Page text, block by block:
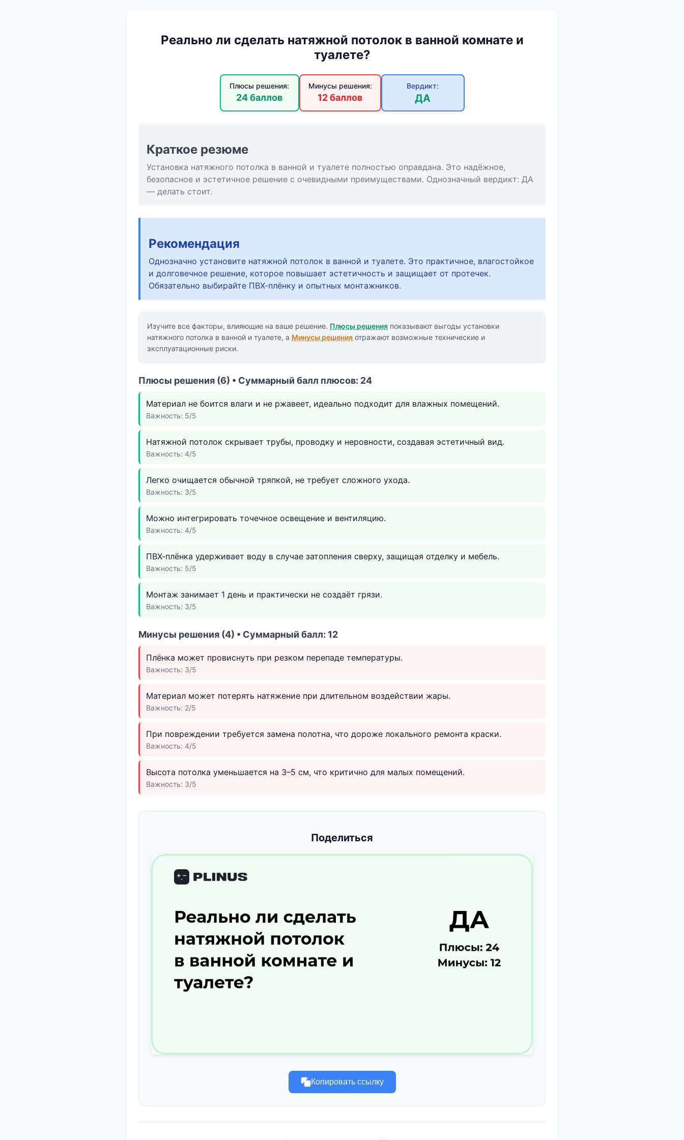
Реально ли сделать натяжной потолок в ванной комнате и
туалете?
Плюсы решения:
24 баллов
Минусы решения:
12 баллов
Вердикт:
ДА
Краткое резюме
Установка натяжного потолка в ванной и туалете полностью оправдана. Это надёжное,
безопасное и эстетичное решение с очевидными преимуществами. Однозначный вердикт: ДА
— делать стоит.
Рекомендация
Однозначно установите натяжной потолок в ванной и туалете. Это практичное, влагостойкое
и долговечное решение, которое повышает эстетичность и защищает от протечек.
Обязательно выбирайте ПВХ-плёнку и опытных монтажников.
Изучите все факторы, влияющие на ваше решение. Плюсы решения показывают выгоды установки
натяжного потолка в ванной и туалете, а Минусы решения отражают возможные технические и
эксплуатационные риски.
Плюсы решения (6) • Суммарный балл плюсов: 24
Материал не боится влаги и не ржавеет, идеально подходит для влажных помещений.
Важность: 5/5
Натяжной потолок скрывает трубы, проводку и неровности, создавая эстетичный вид.
Важность: 4/5
Легко очищается обычной тряпкой, не требует сложного ухода.
Важность: 3/5
Можно интегрировать точечное освещение и вентиляцию.
Важность: 4/5
ПВХ-плёнка удерживает воду в случае затопления сверху, защищая отделку и мебель.
Важность: 5/5
Монтаж занимает 1 день и практически не создаёт грязи.
Важность: 3/5
Минусы решения (4) • Суммарный балл: 12
Плёнка может провиснуть при резком перепаде температуры.
Важность: 3/5
Материал может потерять натяжение при длительном воздействии жары.
Важность: 2/5
При повреждении требуется замена полотна, что дороже локального ремонта краски.
Важность: 4/5
Высота потолка уменьшается на 3–5 см, что критично для малых помещений.
Важность: 3/5
Поделиться
Копировать ссылку